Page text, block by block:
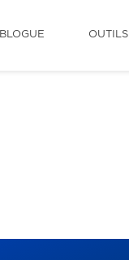
BLOGUE OUTILS